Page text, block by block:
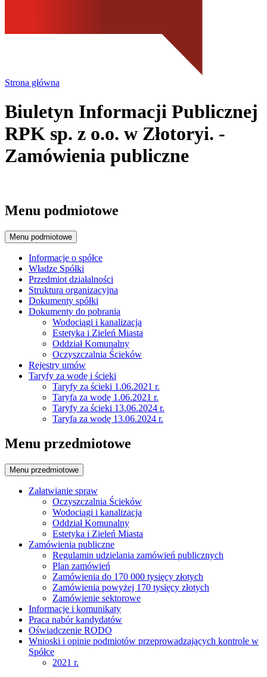
Strona główna
Biuletyn Informacji Publicznej
RPK sp. z o.o. w Złotoryi. -
Zamówienia publiczne
Menu podmiotowe
Menu podmiotowe
Informacje o spółce
Władze Spółki
Przedmiot działalności
Struktura organizacyjna
Dokumenty spółki
Dokumenty do pobrania
Wodociągi i kanalizacja
Estetyka i Zieleń Miasta
Oddział Komunalny
Oczyszczalnia Ścieków
Rejestry umów
Taryfy za wodę i ścieki
Taryfy za ścieki 1.06.2021 r.
Taryfa za wodę 1.06.2021 r.
Taryfy za ścieki 13.06.2024 r.
Taryfa za wodę 13.06.2024 r.
Menu przedmiotowe
Menu przedmiotowe
Załatwianie spraw
Oczyszczalnia Ścieków
Wodociągi i kanalizacja
Oddział Komunalny
Estetyka i Zieleń Miasta
Zamówienia publiczne
Regulamin udzielania zamówień publicznych
Plan zamówień
Zamówienia do 170 000 tysięcy złotych
Zamówienia powyżej 170 tysięcy złotych
Zamówienie sektorowe
Informacje i komunikaty
Praca nabór kandydatów
Oświadczenie RODO
Wnioski i opinie podmiotów przeprowadzających kontrole w
Spółce
2021 r.